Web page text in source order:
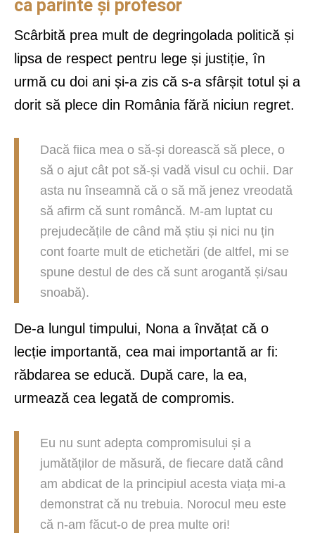
ca părinte și profesor
Scârbită prea mult de degringolada politică și
lipsa de respect pentru lege și justiție, în
urmă cu doi ani și-a zis că s-a sfârșit totul și a
dorit să plece din România fără niciun regret.
Dacă fiica mea o să-și dorească să plece, o
să o ajut cât pot să-și vadă visul cu ochii. Dar
asta nu înseamnă că o să mă jenez vreodată
să afirm că sunt româncă. M-am luptat cu
prejudecățile de când mă știu și nici nu țin
cont foarte mult de etichetări (de altfel, mi se
spune destul de des că sunt arogantă și/sau
snoabă).
De-a lungul timpului, Nona a învățat că o
lecție importantă, cea mai importantă ar fi:
răbdarea se educă. După care, la ea,
urmează cea legată de compromis.
Eu nu sunt adepta compromisului și a
jumătăților de măsură, de fiecare dată când
am abdicat de la principiul acesta viața mi-a
demonstrat că nu trebuia. Norocul meu este
că n-am făcut-o de prea multe ori!